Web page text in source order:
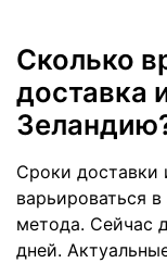
Сколько
доставка
Сроки
варьироваться
метода. Сейчас
дней.